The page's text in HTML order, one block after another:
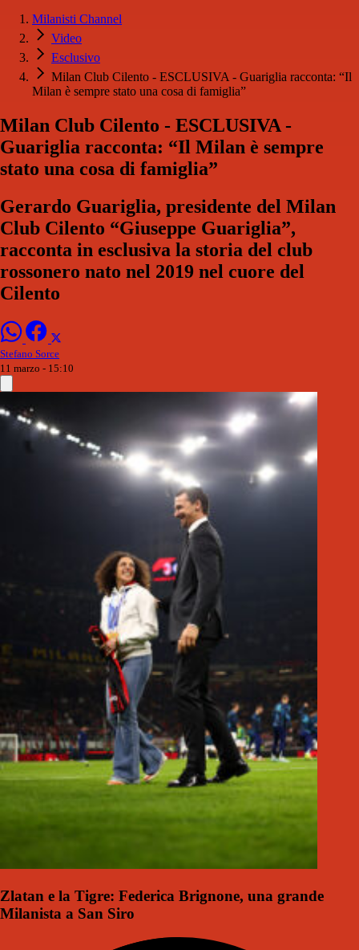
Milanisti Channel
Video
Esclusivo
Milan Club Cilento - ESCLUSIVA - Guariglia racconta: “Il
Milan è sempre stato una cosa di famiglia”
Milan Club Cilento - ESCLUSIVA -
Guariglia racconta: “Il Milan è sempre
stato una cosa di famiglia”
Gerardo Guariglia, presidente del Milan
Club Cilento “Giuseppe Guariglia”,
racconta in esclusiva la storia del club
rossonero nato nel 2019 nel cuore del
Cilento
Stefano Sorce
11 marzo - 15:10
Zlatan e la Tigre: Federica Brignone, una grande
Milanista a San Siro